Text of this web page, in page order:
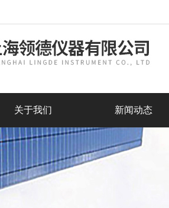
关于我们 新闻动态